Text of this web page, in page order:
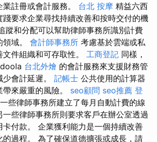
註冊或會計服務。 台北 按摩 精益六西
要求企業尋找持續改善和按時交付的機
蹤和分配可以幫助律師事務所識別計費
域。 會計師事務所 考慮基於雲端或私
件組織和可存取性。 工商登記 同樣，
doola 台北外燴 的會計服務來支援財務管
會計延遲。 記帳士 公共使用的計算器
來嚴重的風險。 seo顧問 seo推薦 登
一些律師事務所建立了每月自動計費的線
一些律師事務所則要求客戶在辦公室透過
付款。 企業獲利能力是一個持續改善
的過程。 為了確保道德擴張或成長，請